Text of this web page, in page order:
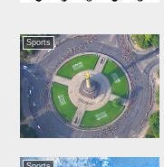
Sports